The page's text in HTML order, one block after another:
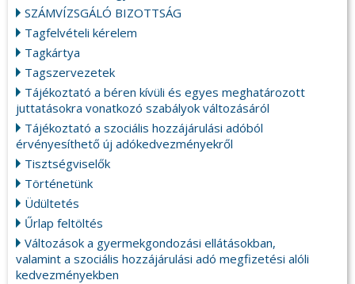
SZÁMVÍZSGÁLÓ BIZOTTSÁG
Tagfelvételi kérelem
Tagkártya
Tagszervezetek
Tájékoztató a béren kívüli és egyes meghatározott
juttatásokra vonatkozó szabályok változásáról
Tájékoztató a szociális hozzájárulási adóból
érvényesíthető új adókedvezményekről
Tisztségviselők
Történetünk
Üdültetés
Űrlap feltöltés
Változások a gyermekgondozási ellátásokban,
valamint a szociális hozzájárulási adó megfizetési alóli
kedvezményekben